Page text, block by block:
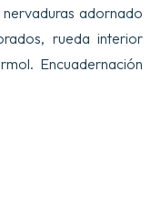
adornado
rueda interior
Encuadernación